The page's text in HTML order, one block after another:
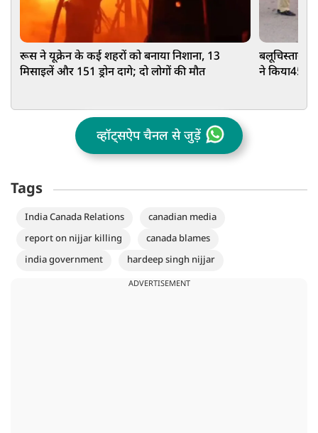
रूस ने यूक्रेन के कई शहरों को बनाया निशाना, 13
मिसाइलें और 151 ड्रोन दागे; दो लोगों की मौत
बलूचिस्तान
ने किया45
व्हॉट्सऐप चैनल से जुड़ें
Tags
India Canada Relations
canadian media
report on nijjar killing
canada blames
india government
hardeep singh nijjar
ADVERTISEMENT